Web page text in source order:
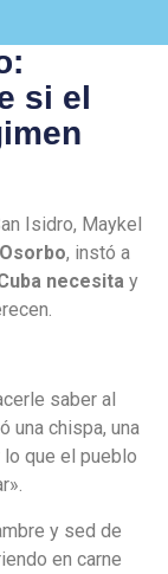
si el
Isidro, Maykel
, instó a
necesita y
saber al
una chispa, una
lo que el pueblo
y sed de
en carne